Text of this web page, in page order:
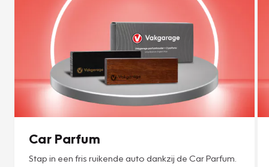
Car Parfum
Stap in een fris ruikende auto dankzij de Car Parfum.